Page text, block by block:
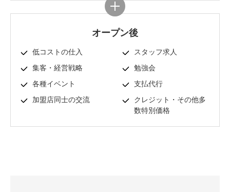
オープン後
低コストの仕入
スタッフ求人
集客・経営戦略
勉強会
各種イベント
支払代行
加盟店同士の交流
クレジット・その他多
数特別価格